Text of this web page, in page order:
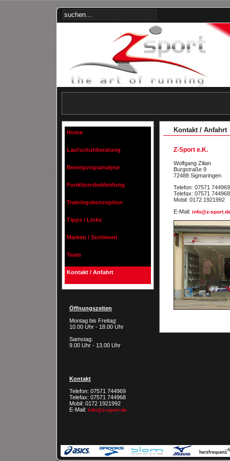
Home
Laufschuhberatung
Bewegungsanalyse
Funktionsbekleidung
Trainingskonzeption
Tipps / Links
Marken / Sortiment
Team
Kontakt / Anfahrt
Öffnungszeiten
Montag bis Freitag:
10.00 Uhr - 18.00 Uhr
Samstag:
9.00 Uhr - 13.00 Uhr
Kontakt
Telefon: 07571 744969
Telefax: 07571 744968
Mobil: 0172 1921992
E-Mail: info@z-sport.de
Kontakt / Anfahrt
Z-Sport e.K.
Wolfgang Zilian
Burgstraße 9
72488 Sigmaringen
Telefon: 07571 744969
Telefax: 07571 744968
Mobil: 0172 1921992
E-Mail: info@z-